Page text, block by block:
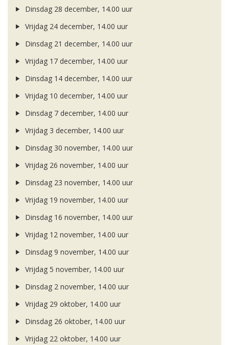
Dinsdag 28 december, 14.00 uur
Vrijdag 24 december, 14.00 uur
Dinsdag 21 december, 14.00 uur
Vrijdag 17 december, 14.00 uur
Dinsdag 14 december, 14.00 uur
Vrijdag 10 december, 14.00 uur
Dinsdag 7 december, 14.00 uur
Vrijdag 3 december, 14.00 uur
Dinsdag 30 november, 14.00 uur
Vrijdag 26 november, 14.00 uur
Dinsdag 23 november, 14.00 uur
Vrijdag 19 november, 14.00 uur
Dinsdag 16 november, 14.00 uur
Vrijdag 12 november, 14.00 uur
Dinsdag 9 november, 14.00 uur
Vrijdag 5 november, 14.00 uur
Dinsdag 2 november, 14.00 uur
Vrijdag 29 oktober, 14.00 uur
Dinsdag 26 oktober, 14.00 uur
Vrijdag 22 oktober, 14.00 uur